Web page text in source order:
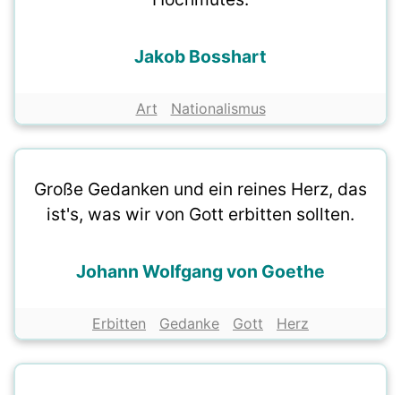
Jakob Bosshart
Art Nationalismus
Große Gedanken und ein reines Herz, das
ist's, was wir von Gott erbitten sollten.
Johann Wolfgang von Goethe
Erbitten Gedanke Gott Herz